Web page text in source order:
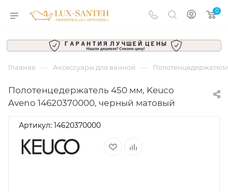
0
Главная — Аксессуары для ванной —
Полотенцедержатель 450 мм, Keuco
Aveno 14620370000, черный матовый
Артикул: 14620370000